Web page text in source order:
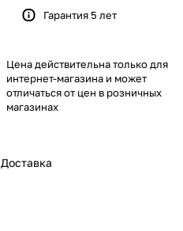
Гарантия 5 лет
Цена действительна только для
интернет-магазина и может
отличаться от цен в розничных
магазинах
Доставка